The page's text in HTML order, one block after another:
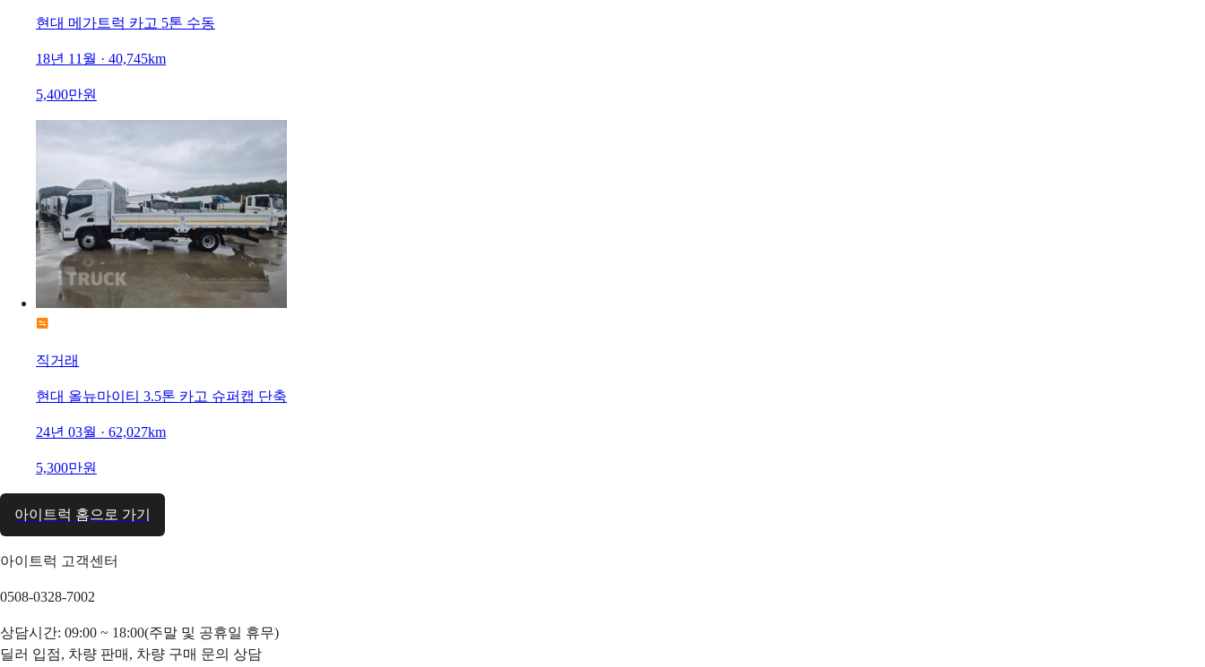
현대 메가트럭 카고 5톤 수동
18년 11월 · 40,745km
5,400만원
직거래
현대 올뉴마이티 3.5톤 카고 슈퍼캡 단축
24년 03월 · 62,027km
5,300만원
아이트럭 홈으로 가기
아이트럭 고객센터
0508-0328-7002
상담시간: 09:00 ~ 18:00(주말 및 공휴일 휴무)
딜러 입점, 차량 판매, 차량 구매 문의 상담